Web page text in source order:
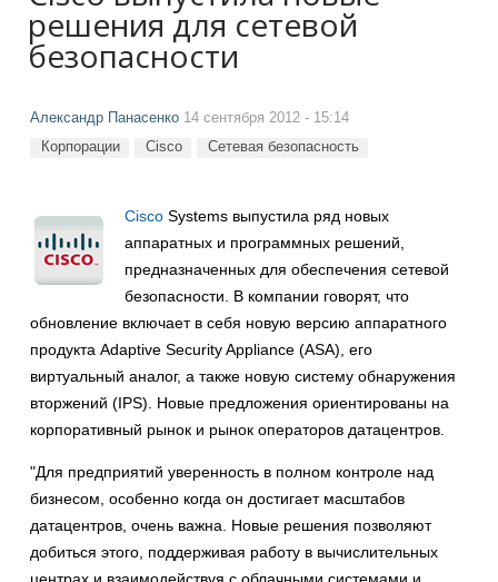
решения для сетевой
безопасности
Александр Панасенко 14 сентября 2012 - 15:14
Корпорации Cisco Сетевая безопасность
Cisco Systems выпустила ряд новых
аппаратных и программных решений,
предназначенных для обеспечения сетевой
безопасности. В компании говорят, что
обновление включает в себя новую версию аппаратного
продукта Adaptive Security Appliance (ASA), его
виртуальный аналог, а также новую систему обнаружения
вторжений (IPS). Новые предложения ориентированы на
корпоративный рынок и рынок операторов датацентров.
"Для предприятий уверенность в полном контроле над
бизнесом, особенно когда он достигает масштабов
датацентров, очень важна. Новые решения позволяют
добиться этого, поддерживая работу в вычислительных